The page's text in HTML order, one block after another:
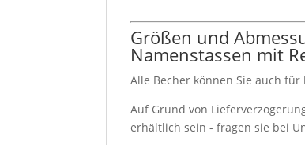
Größen und
Namenstassen mit
Alle Becher können Sie auch für
Auf Grund von
erhältlich sein - fragen sie bei